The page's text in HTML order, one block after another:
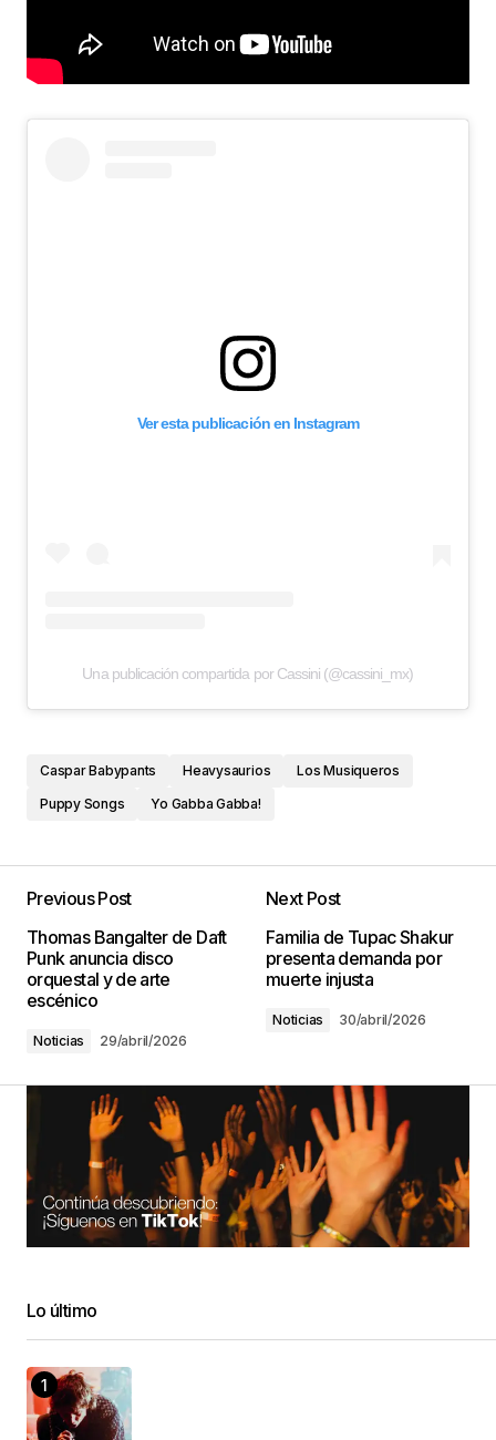
Ver esta publicación en Instagram
Una publicación compartida por Cassini (@cassini_mx)
Caspar Babypants Heavysaurios
Los Musiqueros
Puppy Songs
Yo Gabba Gabba!
Previous Post
Thomas Bangalter de Daft
Punk anuncia disco
orquestal y de arte
escénico
Noticias 29/abril/2026
Next Post
Familia de Tupac Shakur
presenta demanda por
muerte injusta
Noticias 30/abril/2026
Lo último